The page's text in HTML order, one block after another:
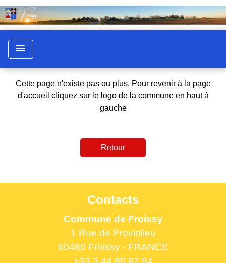
menu
Cette page n'existe pas ou plus. Pour revenir à la page
d'accueil cliquez sur le logo de la commune en haut à
gauche
Retour
Contacts
Commune de Froissy
1 Rue de Provinlieu
60480 Froissy - FRANCE